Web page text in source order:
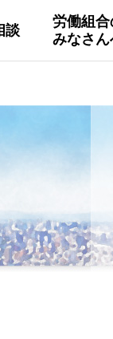
談
労働組合
みなさん
イン